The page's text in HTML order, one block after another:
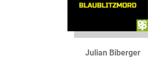
Julian Biberger